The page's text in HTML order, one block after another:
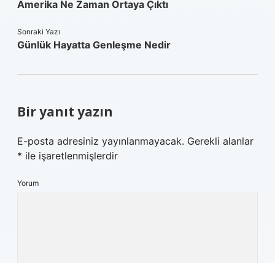
Amerika Ne Zaman Ortaya Çıktı
Sonraki Yazı
Günlük Hayatta Genleşme Nedir
Bir yanıt yazın
E-posta adresiniz yayınlanmayacak. Gerekli alanlar
* ile işaretlenmişlerdir
Yorum